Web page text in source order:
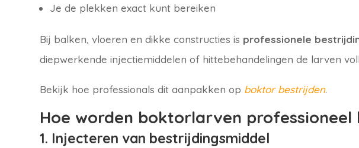
Je de plekken exact kunt bereiken
Bij balken, vloeren en dikke constructies is professionele
diepwerkende injectiemiddelen of hittebehandelingen de larven
Bekijk hoe professionals dit aanpakken op boktor bestrijden.
Hoe worden boktorlarven professioneel
1. Injecteren van bestrijdingsmiddel